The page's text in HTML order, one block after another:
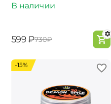
В наличии
‍599‍ ₽‍730‍₽
-15%